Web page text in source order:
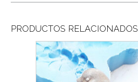
PRODUCTOS RELACIONADOS